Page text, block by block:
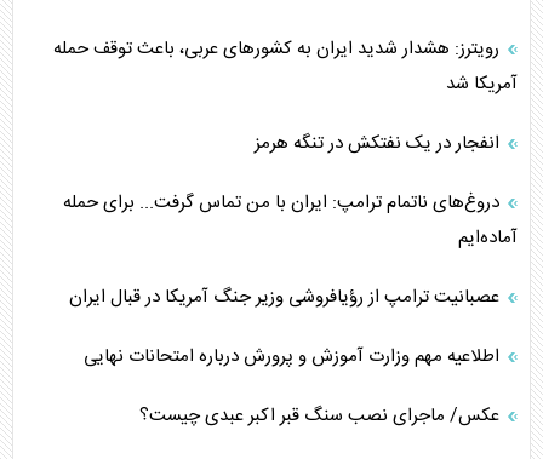
رویترز: هشدار شدید ایران به کشورهای عربی، باعث توقف حمله
آمریکا شد
انفجار در یک نفتکش در تنگه هرمز
دروغ‌های ناتمام ترامپ: ایران با من تماس گرفت... برای حمله
آماده‌ایم
عصبانیت ترامپ از رؤیافروشی وزیر جنگ آمریکا در قبال ایران
اطلاعیه مهم وزارت آموزش و پرورش درباره امتحانات نهایی
عکس/ ماجرای نصب سنگ قبر اکبر عبدی چیست؟